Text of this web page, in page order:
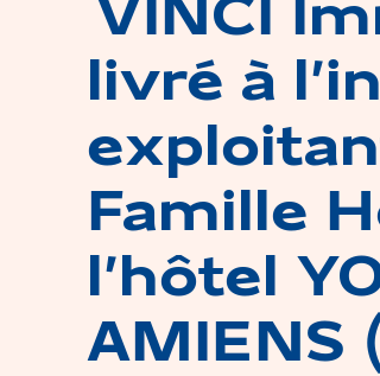
VINCI
livré à
Famille
l’hôtel
AMIENS